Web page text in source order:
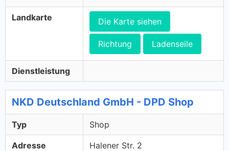
Landkarte Die Karte siehen
Richtung Ladenseile
Dienstleistung
NKD Deutschland GmbH - DPD Shop
Typ Shop
Adresse
Halener Str. 2